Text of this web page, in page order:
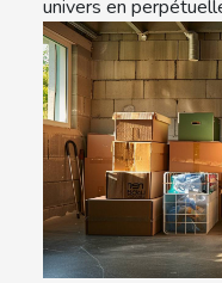
univers en